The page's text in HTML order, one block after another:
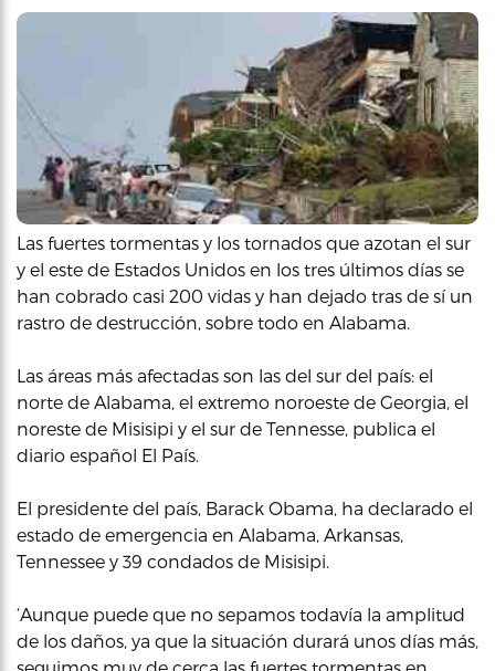
Las fuertes tormentas y los tornados que azotan el sur
y el este de Estados Unidos en los tres últimos días se
han cobrado casi 200 vidas y han dejado tras de sí un
rastro de destrucción, sobre todo en Alabama.
Las áreas más afectadas son las del sur del país: el
norte de Alabama, el extremo noroeste de Georgia, el
noreste de Misisipi y el sur de Tennesse, publica el
diario español El País.
El presidente del país, Barack Obama, ha declarado el
estado de emergencia en Alabama, Arkansas,
Tennessee y 39 condados de Misisipi.
‘Aunque puede que no sepamos todavía la amplitud
de los daños, ya que la situación durará unos días más,